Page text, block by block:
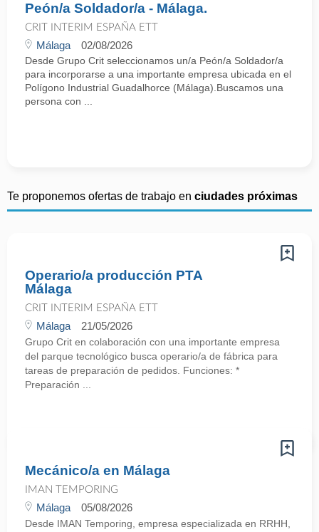
Peón/a Soldador/a - Málaga.
CRIT INTERIM ESPAÑA ETT
Málaga 02/08/2026
Desde Grupo Crit seleccionamos un/a Peón/a Soldador/a
para incorporarse a una importante empresa ubicada en el
Polígono Industrial Guadalhorce (Málaga).Buscamos una
persona con ...
Te proponemos ofertas de trabajo en ciudades próximas
Operario/a producción PTA
Málaga
CRIT INTERIM ESPAÑA ETT
Málaga 21/05/2026
Grupo Crit en colaboración con una importante empresa
del parque tecnológico busca operario/a de fábrica para
tareas de preparación de pedidos. Funciones: *
Preparación ...
Mecánico/a en Málaga
IMAN TEMPORING
Málaga 05/08/2026
Desde IMAN Temporing, empresa especializada en RRHH,